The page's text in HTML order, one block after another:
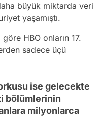
büyük miktarda veri
yaşamıştı.
HBO onların 17.
sadece üçü
ise gelecekte
bölümlerinin
milyonlarca